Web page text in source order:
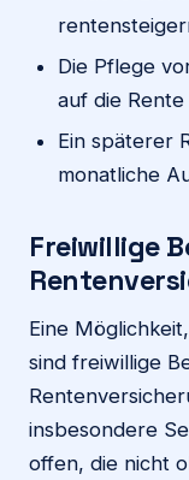
Die Pflege
auf die
Ein späterer
monatliche
Freiwillige
Eine
sind freiwillige
insbesondere
offen, die nicht